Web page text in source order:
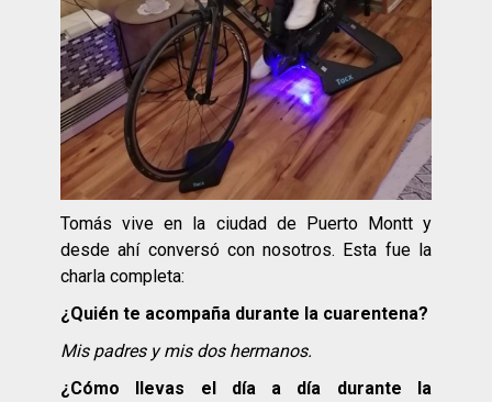
Tomás vive en la ciudad de Puerto Montt y
desde ahí conversó con nosotros. Esta fue la
charla completa:
¿Quién te acompaña durante la cuarentena?
Mis padres y mis dos hermanos.
¿Cómo llevas el día a día durante la